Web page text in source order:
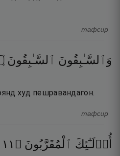
тафсир
وَٱلسَّـٰبِقُونَ ٱلسَّـٰبِقُونَ
худ пешравандагон.
тафсир
أُو۟لَـٰٓئِكَ ٱلْمُقَرَّبُونَ ۝ ١١